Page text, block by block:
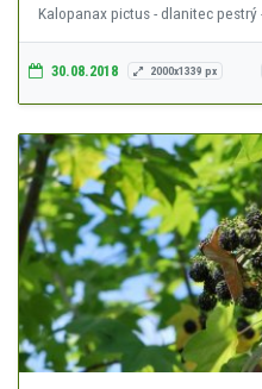
Kalopanax pictus - dlanitec pestrý
30.08.2018 2000x1339 px